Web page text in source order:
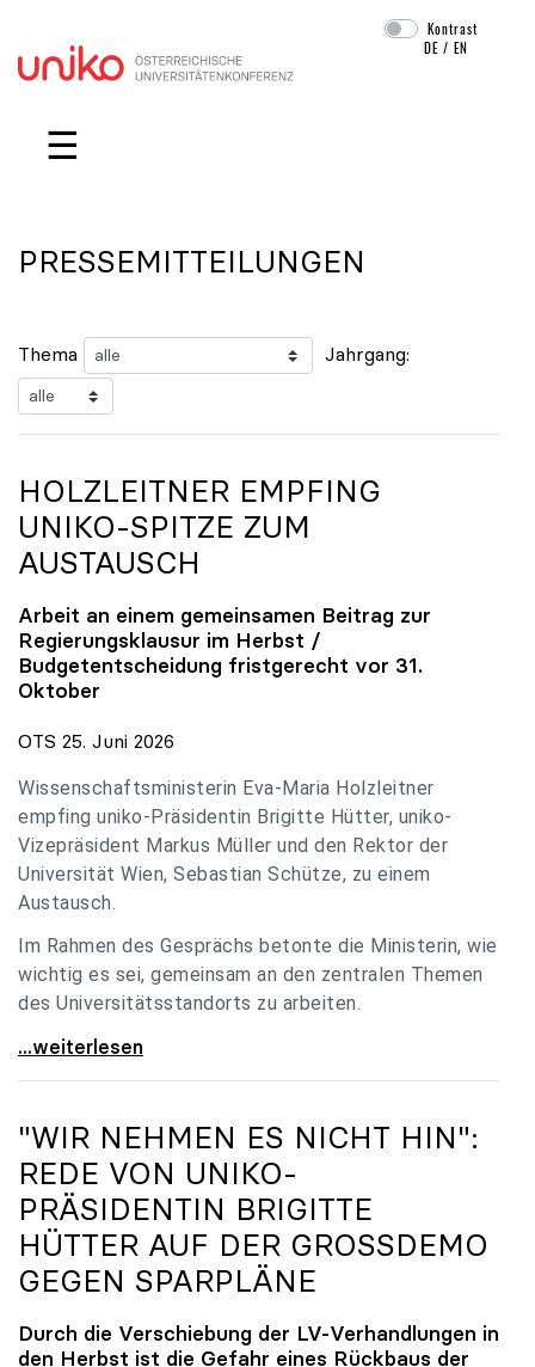
Navigation überspringen
Kontrast
DE /EN
☰
PRESSEMITTEILUNGEN
Thema Jahrgang:
HOLZLEITNER EMPFING
UNIKO-SPITZE ZUM
AUSTAUSCH
Arbeit an einem gemeinsamen Beitrag zur
Regierungsklausur im Herbst /
Budgetentscheidung fristgerecht vor 31.
Oktober
OTS 25. Juni 2026
Wissenschaftsministerin Eva-Maria Holzleitner
empfing uniko-Präsidentin Brigitte Hütter, uniko-
Vizepräsident Markus Müller und den Rektor der
Universität Wien, Sebastian Schütze, zu einem
Austausch.
Im Rahmen des Gesprächs betonte die Ministerin, wie
wichtig es sei, gemeinsam an den zentralen Themen
des Universitätsstandorts zu arbeiten.
Holzleitner empfing uniko-Spitze zum Austausch
...weiterlesen
"WIR NEHMEN ES NICHT HIN":
REDE VON UNIKO-
PRÄSIDENTIN BRIGITTE
HÜTTER AUF DER GROSSDEMO G
EGEN SPARPLÄNE
Durch die Verschiebung der LV-Verhandlungen in
den Herbst ist die Gefahr eines Rückbaus der